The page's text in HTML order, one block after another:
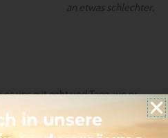
an etwas schlechter.
uns gut geht und Tage, wo es
das Leben.
in unsere